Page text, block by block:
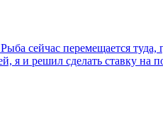
сейчас перемещается
я и решил сделать ставку на